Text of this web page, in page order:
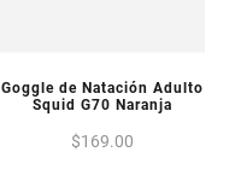
VISTA PREVIA
Goggle de Natación Adulto
Squid G70 Naranja
$169.00